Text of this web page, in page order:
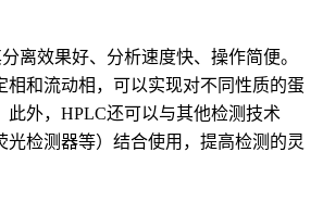
离效果好、分析速度快、操作简便。
相和流动相，可以实现对不同性质的蛋
此外，HPLC还可以与其他检测技术
光检测器等）结合使用，提高检测的灵